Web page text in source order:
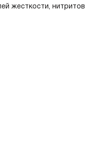
жесткости, нитритов